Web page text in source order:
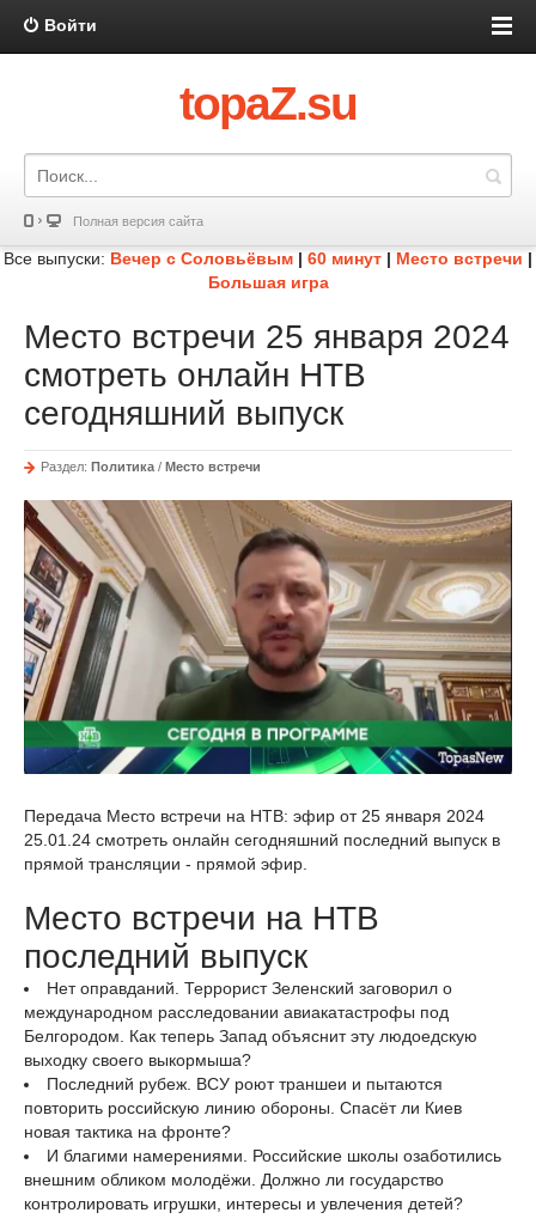
Войти
topaZ.su
Полная версия сайта
Все выпуски: Вечер с Соловьёвым | 60 минут | Место встречи |
Большая игра
Место встречи 25 января 2024
смотреть онлайн НТВ
сегодняшний выпуск
Раздел: Политика / Место встречи
Передача Место встречи на НТВ: эфир от 25 января 2024
25.01.24 смотреть онлайн сегодняшний последний выпуск в
прямой трансляции - прямой эфир.
Место встречи на НТВ
последний выпуск
Нет оправданий. Террорист Зеленский заговорил о
международном расследовании авиакатастрофы под
Белгородом. Как теперь Запад объяснит эту людоедскую
выходку своего выкормыша?
Последний рубеж. ВСУ роют траншеи и пытаются
повторить российскую линию обороны. Спасёт ли Киев
новая тактика на фронте?
И благими намерениями. Российские школы озаботились
внешним обликом молодёжи. Должно ли государство
контролировать игрушки, интересы и увлечения детей?